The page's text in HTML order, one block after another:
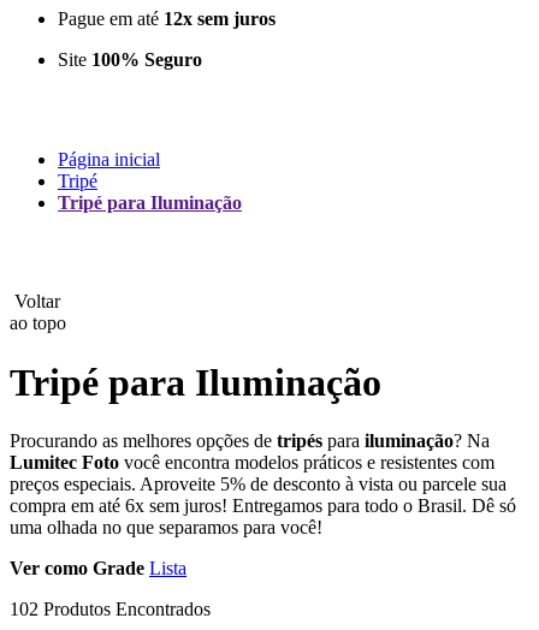
Lumitecfoto
MAMEN
Nanlite
NEEWER
NiceFoto
NingBo Bolun
Photo Facility
Pague em até 12x sem juros
Site 100% Seguro
Página inicial
Tripé
Tripé para Iluminação
Voltar
ao topo
Tripé para Iluminação
Procurando as melhores opções de tripés para iluminação? Na
Lumitec Foto você encontra modelos práticos e resistentes com
preços especiais. Aproveite 5% de desconto à vista ou parcele sua
compra em até 6x sem juros! Entregamos para todo o Brasil. Dê só
uma olhada no que separamos para você!
Ver como Grade Lista
102 Produtos Encontrados